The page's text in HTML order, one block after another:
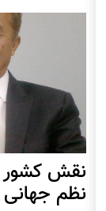
نقش کشور
نظم جهانی